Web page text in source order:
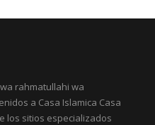
rahmatullahi wa
a Casa Islamica Casa
los sitios especializados